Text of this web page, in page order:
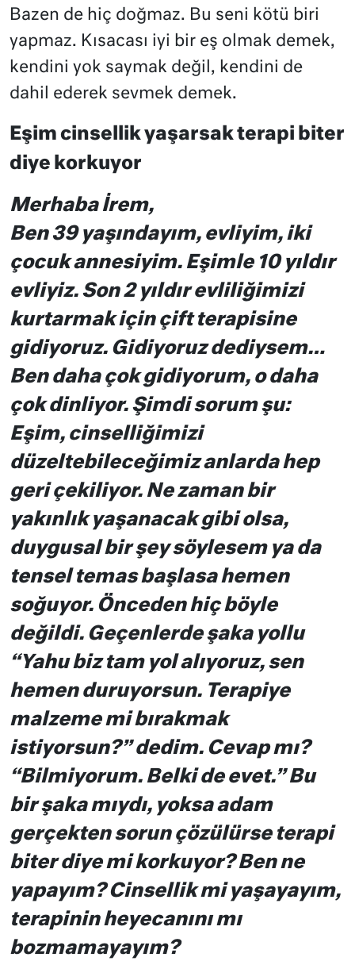
Bazen de hiç doğmaz. Bu seni kötü biri
yapmaz. Kısacası iyi bir eş olmak demek,
kendini yok saymak değil, kendini de
dahil ederek sevmek demek.
Eşim cinsellik yaşarsak terapi biter
diye korkuyor
Merhaba İrem,
Ben 39 yaşındayım, evliyim, iki
çocuk annesiyim. Eşimle 10 yıldır
evliyiz. Son 2 yıldır evliliğimizi
kurtarmak için çift terapisine
gidiyoruz. Gidiyoruz dediysem…
Ben daha çok gidiyorum, o daha
çok dinliyor. Şimdi sorum şu:
Eşim, cinselliğimizi
düzeltebileceğimiz anlarda hep
geri çekiliyor. Ne zaman bir
yakınlık yaşanacak gibi olsa,
duygusal bir şey söylesem ya da
tensel temas başlasa hemen
soğuyor. Önceden hiç böyle
değildi. Geçenlerde şaka yollu
“Yahu biz tam yol alıyoruz, sen
hemen duruyorsun. Terapiye
malzeme mi bırakmak
istiyorsun?” dedim. Cevap mı?
“Bilmiyorum. Belki de evet.” Bu
bir şaka mıydı, yoksa adam
gerçekten sorun çözülürse terapi
biter diye mi korkuyor? Ben ne
yapayım? Cinsellik mi yaşayayım,
terapinin heyecanını mı
bozmamayayım?